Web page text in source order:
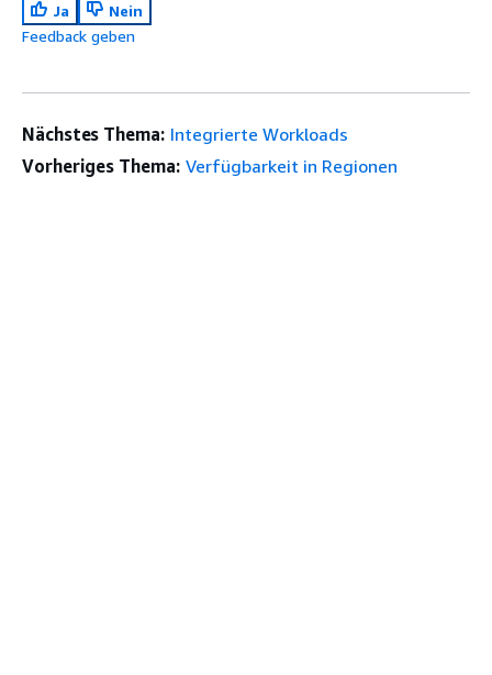
Ja
Nein
Feedback geben
Nächstes Thema: Integrierte Workloads
Vorheriges Thema: Verfügbarkeit in Regionen